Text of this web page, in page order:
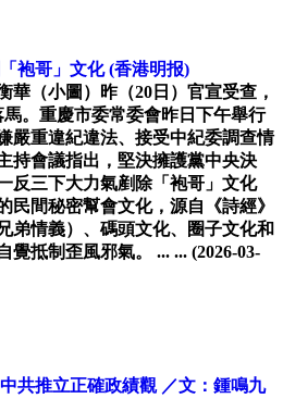
袍哥」文化 (香港明报)
華（小圖）昨（20日）官宣受查，
。重慶市委常委會昨日下午舉行
嚴重違紀違法、接受中紀委調查情
持會議指出，堅決擁護黨中央決
反三下大力氣剷除「袍哥」文化
民間秘密幫會文化，源自《詩經》
弟情義）、碼頭文化、圈子文化和
覺抵制歪風邪氣。 ... ... (2026-03-
共推立正確政績觀 ／文：鍾鳴九